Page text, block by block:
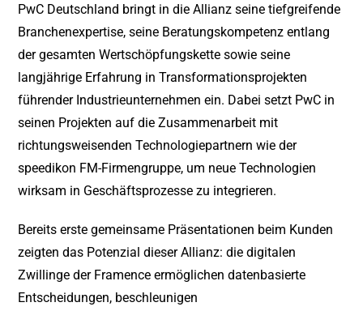
PwC Deutschland bringt in die Allianz seine tiefgreifende
Branchenexpertise, seine Beratungskompetenz entlang
der gesamten Wertschöpfungskette sowie seine
langjährige Erfahrung in Transformationsprojekten
führender Industrieunternehmen ein. Dabei setzt PwC in
seinen Projekten auf die Zusammenarbeit mit
richtungsweisenden Technologiepartnern wie der
speedikon FM-Firmengruppe, um neue Technologien
wirksam in Geschäftsprozesse zu integrieren.
Bereits erste gemeinsame Präsentationen beim Kunden
zeigten das Potenzial dieser Allianz: die digitalen
Zwillinge der Framence ermöglichen datenbasierte
Entscheidungen, beschleunigen